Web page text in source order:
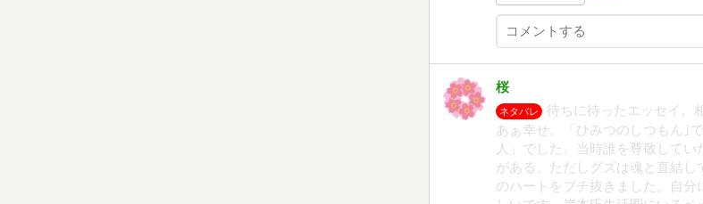
桜
ネタバレ
待ちに待ったエッセイ。
あぁ幸せ。「ひみつのしつもん｣
人」でした。当時誰を尊敬して
がある、ただしグズは魂と直結
のハートをブチ抜きました。自